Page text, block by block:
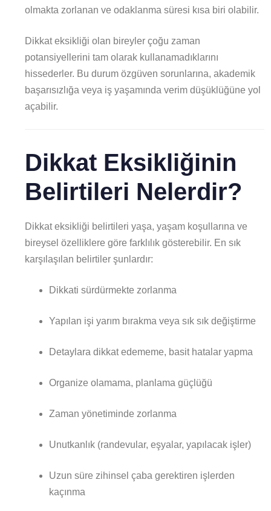
olmakta zorlanan ve odaklanma süresi kısa biri olabilir.
Dikkat eksikliği olan bireyler çoğu zaman
potansiyellerini tam olarak kullanamadıklarını
hissederler. Bu durum özgüven sorunlarına, akademik
başarısızlığa veya iş yaşamında verim düşüklüğüne yol
açabilir.
Dikkat Eksikliğinin
Belirtileri Nelerdir?
Dikkat eksikliği belirtileri yaşa, yaşam koşullarına ve
bireysel özelliklere göre farklılık gösterebilir. En sık
karşılaşılan belirtiler şunlardır:
Dikkati sürdürmekte zorlanma
Yapılan işi yarım bırakma veya sık sık değiştirme
Detaylara dikkat edememe, basit hatalar yapma
Organize olamama, planlama güçlüğü
Zaman yönetiminde zorlanma
Unutkanlık (randevular, eşyalar, yapılacak işler)
Uzun süre zihinsel çaba gerektiren işlerden
kaçınma